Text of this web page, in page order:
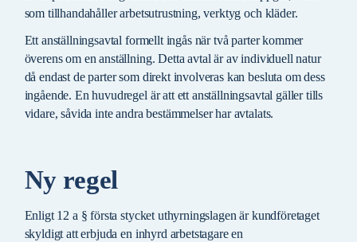
som tillhandahåller arbetsutrustning, verktyg och kläder.
Ett anställningsavtal formellt ingås när två parter kommer
överens om en anställning. Detta avtal är av individuell natur
då endast de parter som direkt involveras kan besluta om dess
ingående. En huvudregel är att ett anställningsavtal gäller tills
vidare, såvida inte andra bestämmelser har avtalats.
Ny regel
Enligt 12 a § första stycket uthyrningslagen är kundföretaget
skyldigt att erbjuda en inhyrd arbetstagare en